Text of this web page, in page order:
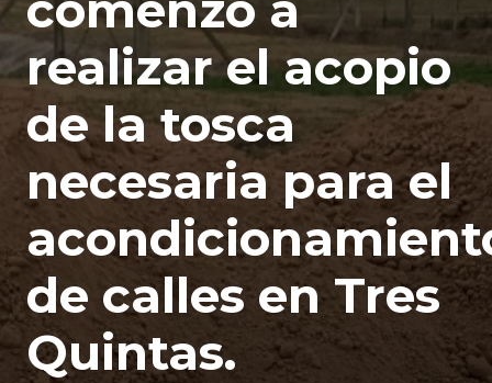
realizar el acopio
de la tosca
necesaria para el
de calles en Tres
Quintas.